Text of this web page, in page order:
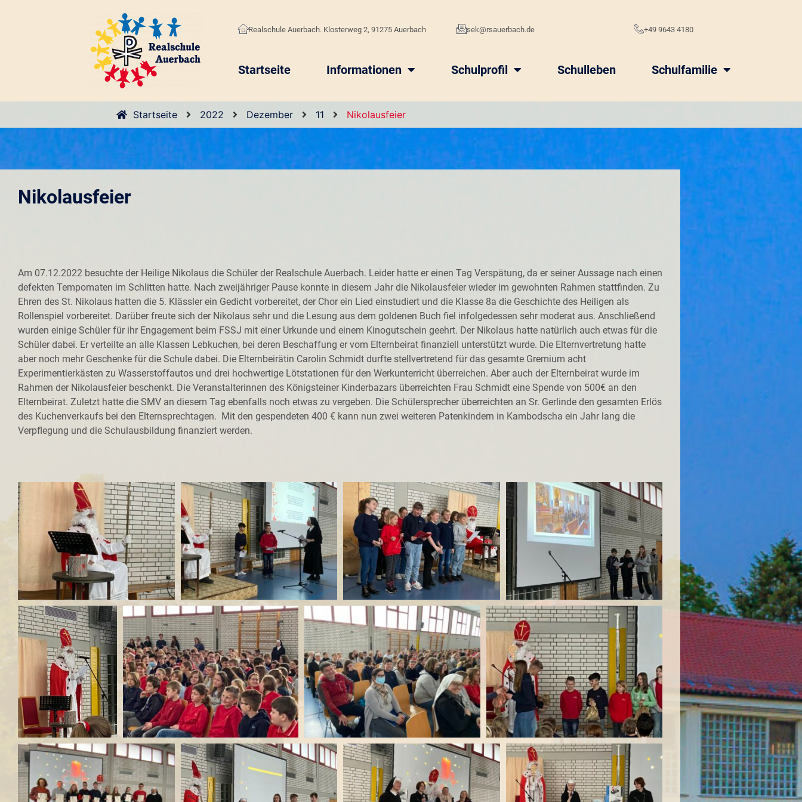
Realschule Auerbach. Klosterweg 2, 91275 Auerbach sek@rsauerbach.de +49 9643 4180
Startseite Informationen Schulprofil Schulleben Schulfamilie
Startseite 2022 Dezember 11 Nikolausfeier
Nikolausfeier
Am 07.12.2022 besuchte der Heilige Nikolaus die Schüler der Realschule Auerbach. Leider hatte er einen Tag Verspätung, da er seiner Aussage nach einen
defekten Tempomaten im Schlitten hatte. Nach zweijähriger Pause konnte in diesem Jahr die Nikolausfeier wieder im gewohnten Rahmen stattfinden. Zu
Ehren des St. Nikolaus hatten die 5. Klässler ein Gedicht vorbereitet, der Chor ein Lied einstudiert und die Klasse 8a die Geschichte des Heiligen als
Rollenspiel vorbereitet. Darüber freute sich der Nikolaus sehr und die Lesung aus dem goldenen Buch fiel infolgedessen sehr moderat aus. Anschließend
wurden einige Schüler für ihr Engagement beim FSSJ mit einer Urkunde und einem Kinogutschein geehrt. Der Nikolaus hatte natürlich auch etwas für die
Schüler dabei. Er verteilte an alle Klassen Lebkuchen, bei deren Beschaffung er vom Elternbeirat finanziell unterstützt wurde. Die Elternvertretung hatte
aber noch mehr Geschenke für die Schule dabei. Die Elternbeirätin Carolin Schmidt durfte stellvertretend für das gesamte Gremium acht
Experimentierkästen zu Wasserstoffautos und drei hochwertige Lötstationen für den Werkunterricht überreichen. Aber auch der Elternbeirat wurde im
Rahmen der Nikolausfeier beschenkt. Die Veranstalterinnen des Königsteiner Kinderbazars überreichten Frau Schmidt eine Spende von 500€ an den
Elternbeirat. Zuletzt hatte die SMV an diesem Tag ebenfalls noch etwas zu vergeben. Die Schülersprecher überreichten an Sr. Gerlinde den gesamten Erlös
des Kuchenverkaufs bei den Elternsprechtagen. Mit den gespendeten 400 € kann nun zwei weiteren Patenkindern in Kambodscha ein Jahr lang die
Verpflegung und die Schulausbildung finanziert werden.